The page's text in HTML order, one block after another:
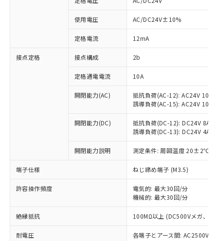
使用電圧 AC/DC24V±10%
定格電流 12mA
接点定格 接点構成 2b
定格通電電流 10A
開閉能力(AC)
抵抗負荷(AC-12): AC24V 10A/
誘導負荷(AC-15): AC24V
開閉能力(DC)
抵抗負荷(DC-12): DC24V 8A/
誘導負荷(DC-13): DC24V 4A/
開閉能力説明 測定条件: 周囲温度 20±2℃、
端子仕様 ねじ締め端子 (M3.5)
許容操作頻度
電気的: 最大30回/分
機械的: 最大30回/分
絶縁抵抗 100MΩ以上 (DC500Vメガ、点
耐電圧
各端子とアース間: AC2500V
ご利用条件
以下の条件をお読みいただき、同意のうえ
本サービスは、当社制御機器事業取扱
商品の当社在庫状況および標準価格
(税抜)を提供させていただくもので
当社制御機器事業取扱商品の中には、
本サービスの対象外となる商品もある
ことをご了承ください。
在庫状況および標準価格照会結果は、
記載している更新日時点での社内デー
タに基づき作成されるものであり、閲
覧された時点での実際の在庫および標
準価格とは異なる場合があることをご
対応済み：EU RoHS指令（10物質）の
非含有に対応した製品が提供可能な商品で
対応予定：EU RoHS指令（10物質）の非含
有に対応した製品に切り替える予定のある
対応予定なし：EU RoHS指令（10物質）の
非含有に非対応の商品で、対応品を出す予
調査・確認中：EU RoHS指令（10物質）の
非含有の対応状況を調査中または確認中の
非該当品：ライセンス料など無形物で、有
害物質有無と関係のない商品です。
仕入先様の事情により、非含有部品として
いたものが、含有品と判明した場合などや
むを得ず変更することがあります。
*EU RoHS指令（10物質）：
鉛(Pb) 1000ppm以下、 水銀(Hg) 1000ppm以下、 カド
六価クロム(Cr(Ⅵ)) 1000ppm以下、ポリ臭化ビフェニル
※1 中国RoHS○×表
「○」：最大均質材料含有率が中国RoHSの
基準値以下であることを示します。
「×」：最大均質材料含有率が中国RoHSの
基準値を超えていることを示します。
「－」：未確認です。当社販売部門へお問
*中国RoHS10物質の基準値 (GB/T26572)：
当社は、これら貴社製品のうち、外国
為替および外国貿易法に定める商品
（以下｢規制貨物等」という）を輸出
または国外への提供する場合は、日本
国政府の輸出許可(または役務取引許
可)を取得するなどの必要な手続きを